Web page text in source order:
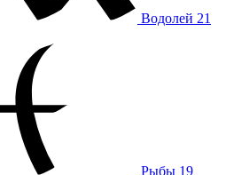
Водолей 21
Рыбы 19